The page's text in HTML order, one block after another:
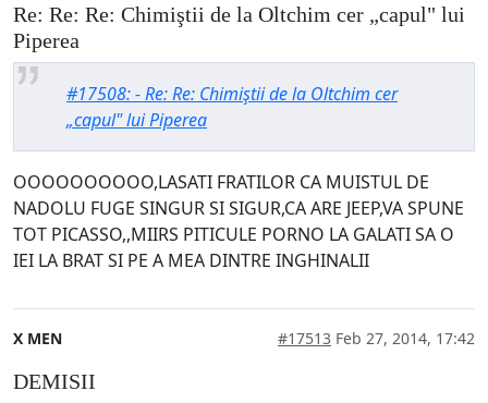
Re: Re: Re: Chimiştii de la Oltchim cer „capul" lui
Piperea
#17508: - Re: Re: Chimiştii de la Oltchim cer
„capul" lui Piperea
OOOOOOOOOO,LASATI FRATILOR CA MUISTUL DE
NADOLU FUGE SINGUR SI SIGUR,CA ARE JEEP,VA SPUNE
TOT PICASSO,,MIIRS PITICULE PORNO LA GALATI SA O
IEI LA BRAT SI PE A MEA DINTRE INGHINALII
X MEN #17513 Feb 27, 2014, 17:42
DEMISII